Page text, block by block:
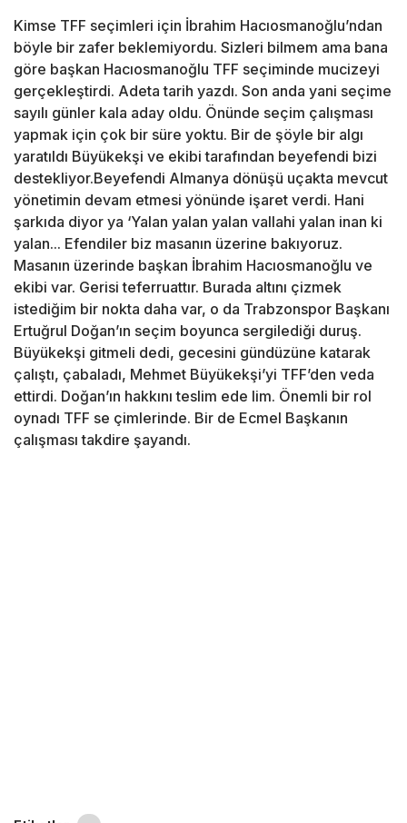
Kimse TFF seçimleri için İbrahim Hacıosmanoğlu’ndan
böyle bir zafer beklemiyordu. Sizleri bilmem ama bana
göre başkan Hacıosmanoğlu TFF seçiminde mucizeyi
gerçekleştirdi. Adeta tarih yazdı. Son anda yani seçime
sayılı günler kala aday oldu. Önünde seçim çalışması
yapmak için çok bir süre yoktu. Bir de şöyle bir algı
yaratıldı Büyükekşi ve ekibi tarafından beyefendi bizi
destekliyor.Beyefendi Almanya dönüşü uçakta mevcut
yönetimin devam etmesi yönünde işaret verdi. Hani
şarkıda diyor ya ‘Yalan yalan yalan vallahi yalan inan ki
yalan... Efendiler biz masanın üzerine bakıyoruz.
Masanın üzerinde başkan İbrahim Hacıosmanoğlu ve
ekibi var. Gerisi teferruattır. Burada altını çizmek
istediğim bir nokta daha var, o da Trabzonspor Başkanı
Ertuğrul Doğan’ın seçim boyunca sergilediği duruş.
Büyükekşi gitmeli dedi, gecesini gündüzüne katarak
çalıştı, çabaladı, Mehmet Büyükekşi’yi TFF’den veda
ettirdi. Doğan’ın hakkını teslim ede lim. Önemli bir rol
oynadı TFF se çimlerinde. Bir de Ecmel Başkanın
çalışması takdire şayandı.